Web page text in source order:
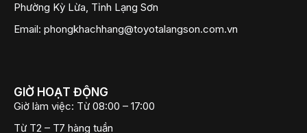
Phường Kỳ Lừa, Tỉnh Lạng Sơn
Email: phongkhachhang@toyotalangson.com.vn
GIỜ HOẠT ĐỘNG
Giờ làm việc: Từ 08:00 – 17:00
Từ T2 – T7 hàng tuần